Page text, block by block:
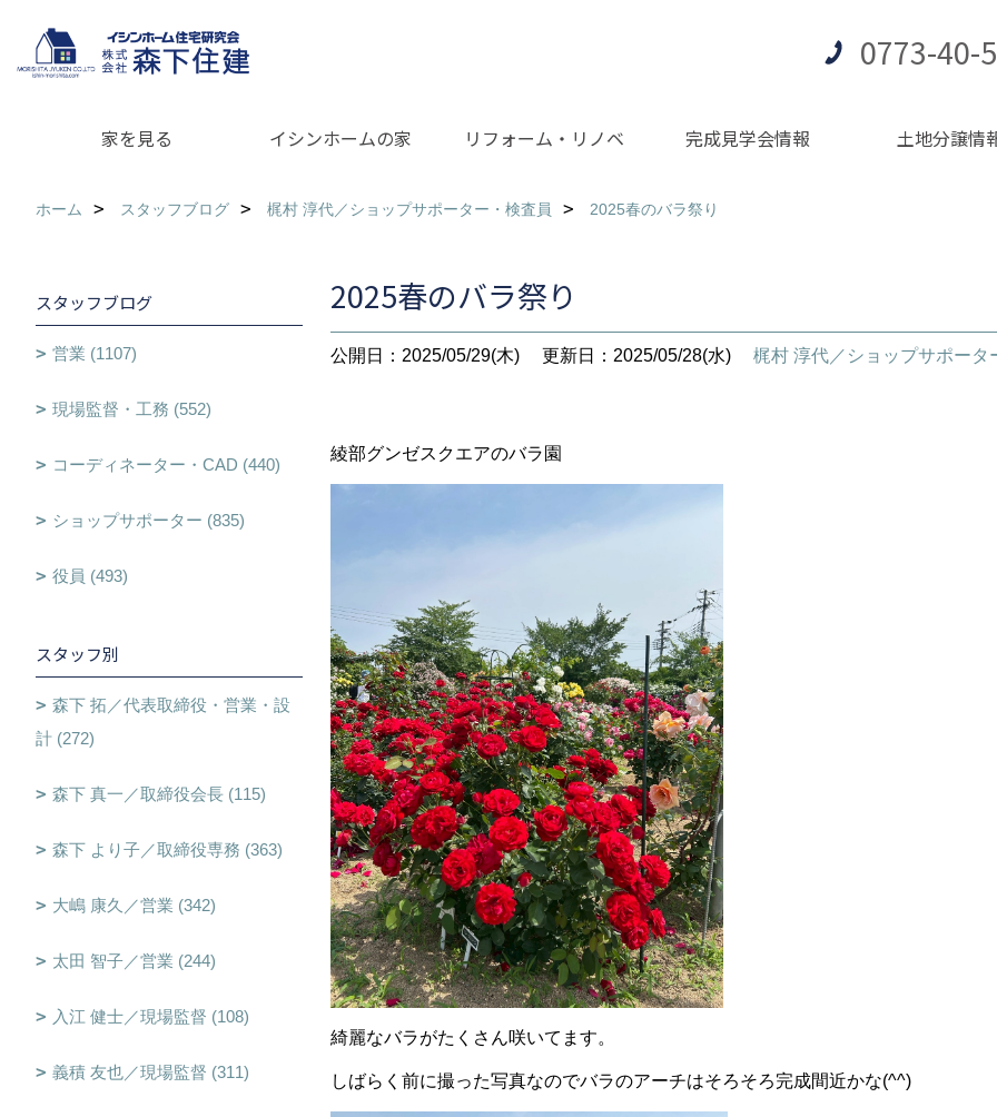
0773-40-
家を見る イシンホームの家 リフォーム・リノベ 完成見学会情報 土地分譲情
ホーム スタッフブログ 梶村 淳代／ショップサポーター・検査員 2025春のバラ祭り
2025春のバラ祭り
公開日：2025/05/29(木) 更新日：2025/05/28(水) 梶村 淳代／ショップサポータ
綾部グンゼスクエアのバラ園
綺麗なバラがたくさん咲いてます。
しばらく前に撮った写真なのでバラのアーチはそろそろ完成間近かな(^^)
スタッフブログ
営業 (1107)
現場監督・工務 (552)
コーディネーター・CAD (440)
ショップサポーター (835)
役員 (493)
スタッフ別
森下 拓／代表取締役・営業・設
計 (272)
森下 真一／取締役会長 (115)
森下 より子／取締役専務 (363)
大嶋 康久／営業 (342)
太田 智子／営業 (244)
入江 健士／現場監督 (108)
義積 友也／現場監督 (311)